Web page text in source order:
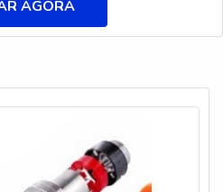
de diversos
CRUZETAA Aciobras
AGORA